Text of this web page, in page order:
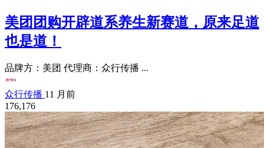
美团团购开辟道系养生新赛道，原来足道
也是道！
品牌方：美团 代理商：众行传播 ...
众行传播 11 月前
176,176